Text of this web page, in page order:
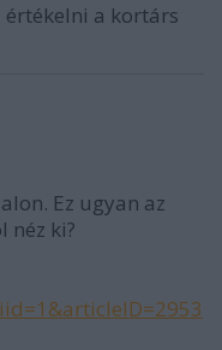
a kortárs
Ez ugyan az
néz ki?